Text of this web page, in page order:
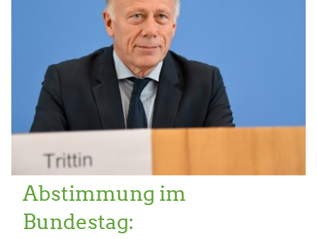
Abstimmung im
Bundestag: